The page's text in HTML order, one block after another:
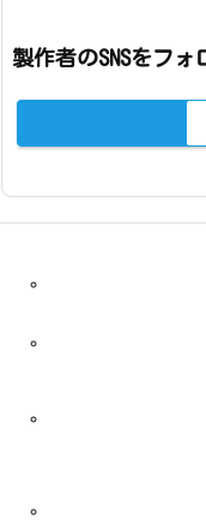
製作者のSNSをフォ